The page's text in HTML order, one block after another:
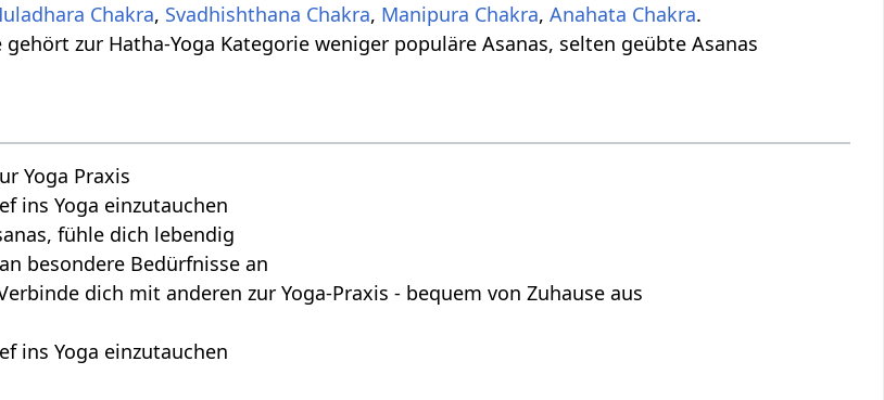
Chakra, Svadhishthana Chakra, Manipura Chakra,Anahata Chakra.
gehört zur Hatha-Yoga Kategorie weniger populäre Asanas, selten geübte Asanas
Yoga Praxis
ins Yoga einzutauchen
fühle dich lebendig
besondere Bedürfnisse an
dich mit anderen zur Yoga-Praxis - bequem von Zuhause aus
ins Yoga einzutauchen